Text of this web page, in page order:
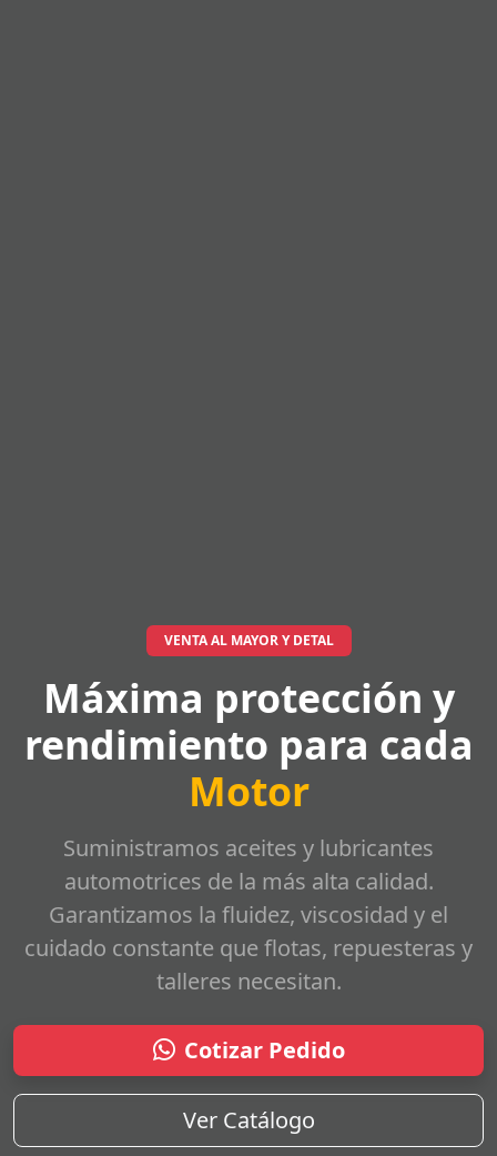
VENTA AL MAYOR Y DETAL
Máxima protección y
rendimiento para cada
Motor
Suministramos aceites y lubricantes
automotrices de la más alta calidad.
Garantizamos la fluidez, viscosidad y el
cuidado constante que flotas, repuesteras y
talleres necesitan.
Cotizar Pedido
Ver Catálogo